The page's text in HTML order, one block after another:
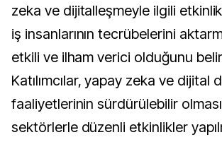
zeka ve dijitalleşmeyle ilgili
iş insanlarının tecrübelerini
etkili ve ilham verici olduğunu
Katılımcılar, yapay zeka ve dijital
faaliyetlerinin sürdürülebilir
sektörlerle düzenli etkinlikler